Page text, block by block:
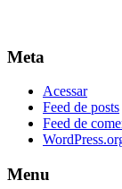
Meta
Acessar
Feed de posts
Feed de
Menu